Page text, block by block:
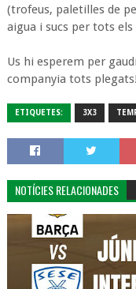
(trofeus, paletilles de
aigua i sucs per tots
Us hi esperem per
companyia tots plegats!
ETIQUETES: 3X3
NOTÍCIES RELACIONADES